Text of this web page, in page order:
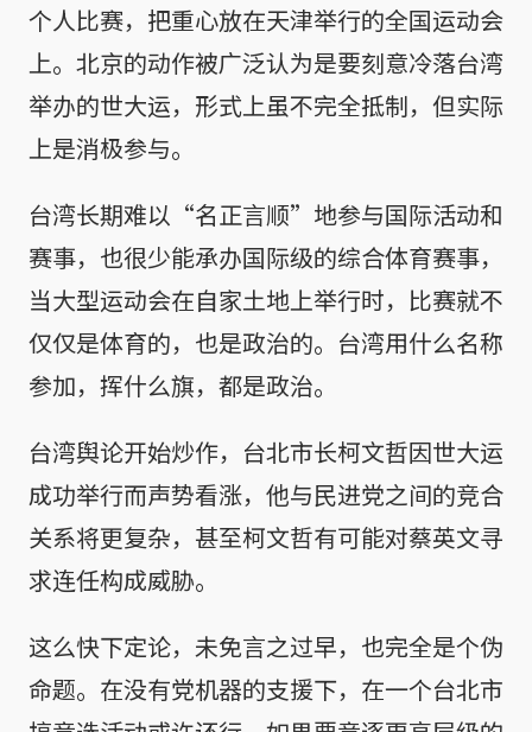
个人比赛，把重心放在天津举行的全国运动会
上。北京的动作被广泛认为是要刻意冷落台湾
举办的世大运，形式上虽不完全抵制，但实际
上是消极参与。
台湾长期难以“名正言顺”地参与国际活动和
赛事，也很少能承办国际级的综合体育赛事，
当大型运动会在自家土地上举行时，比赛就不
仅仅是体育的，也是政治的。台湾用什么名称
参加，挥什么旗，都是政治。
台湾舆论开始炒作，台北市长柯文哲因世大运
成功举行而声势看涨，他与民进党之间的竞合
关系将更复杂，甚至柯文哲有可能对蔡英文寻
求连任构成威胁。
这么快下定论，未免言之过早，也完全是个伪
命题。在没有党机器的支援下，在一个台北市